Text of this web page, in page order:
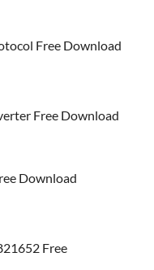
Free Download
Free Download
Download
Free